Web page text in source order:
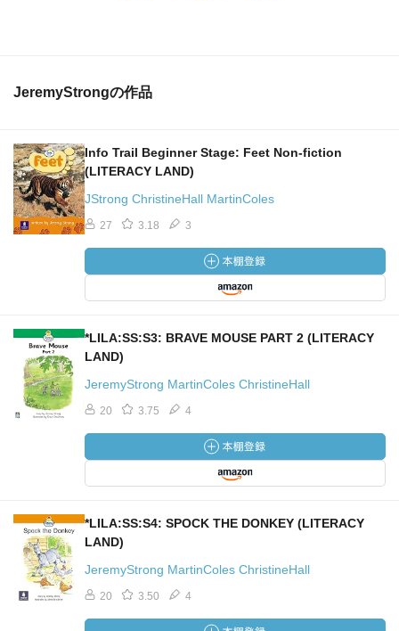
JeremyStrongの作品
Info Trail Beginner Stage: Feet Non-fiction
(LITERACY LAND)
JStrong ChristineHall MartinColes
27 3.18 3
*LILA:SS:S3: BRAVE MOUSE PART 2 (LITERACY
LAND)
JeremyStrong MartinColes ChristineHall
20 3.75 4
*LILA:SS:S4: SPOCK THE DONKEY (LITERACY
LAND)
JeremyStrong MartinColes ChristineHall
20 3.50 4